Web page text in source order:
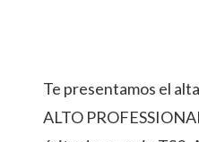
Te presentamos el
ALTO